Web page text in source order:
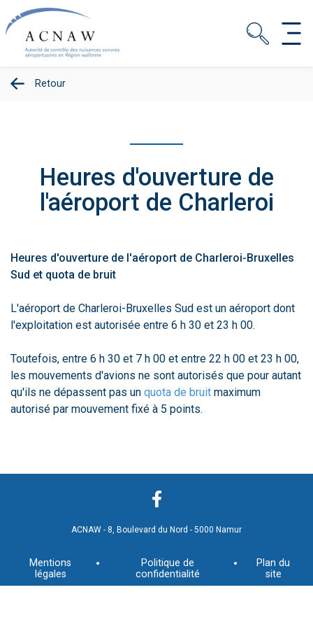
Retour
Heures d'ouverture de
l'aéroport de Charleroi
Heures d'ouverture de l'aéroport de Charleroi-Bruxelles
Sud et quota de bruit
L'aéroport de Charleroi-Bruxelles Sud est un aéroport dont
l'exploitation est autorisée entre 6 h 30 et 23 h 00.
Toutefois, entre 6 h 30 et 7 h 00 et entre 22 h 00 et 23 h 00,
les mouvements d'avions ne sont autorisés que pour autant
qu'ils ne dépassent pas un quota de bruit maximum
autorisé par mouvement fixé à 5 points.
ACNAW - 8, Boulevard du Nord - 5000 Namur
Mentions
légales
Politique de
confidentialité
Plan du
site